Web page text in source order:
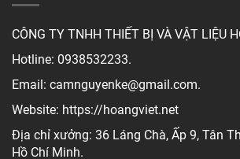
CÔNG TY TNHH THIẾT BỊ VÀ VẬT LIỆU
Hotline: 0938532233.
Email: camnguyenke@gmail.com.
Website: https://hoangviet.net
Địa chỉ xưởng: 36 Láng Chà, Ấp 9, Tân
Hồ Chí Minh.